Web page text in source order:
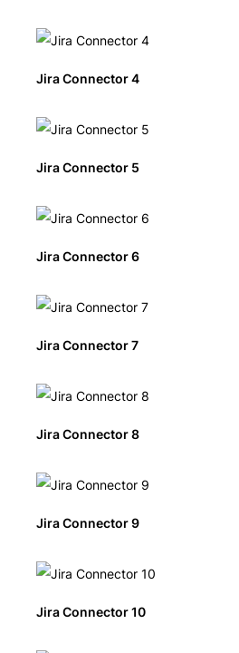
Jira Connector 4
Jira Connector 5
Jira Connector 6
Jira Connector 7
Jira Connector 8
Jira Connector 9
Jira Connector 10